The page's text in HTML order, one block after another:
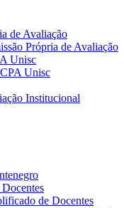
de Avaliação
Própria de Avaliação
Unisc
Unisc
Institucional
de Docentes